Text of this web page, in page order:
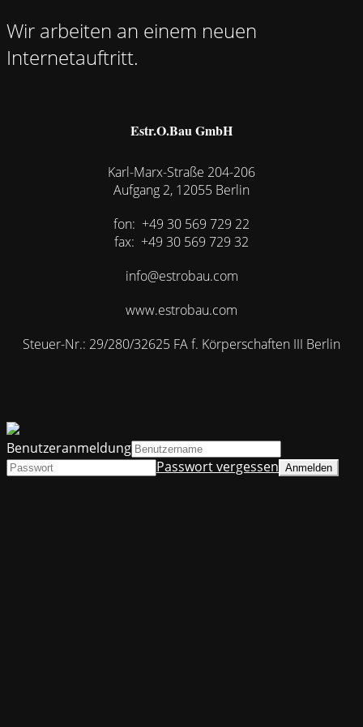
Wir arbeiten an einem neuen
Internetauftritt.
Estr.O.Bau GmbH
Karl-Marx-Straße 204-206
Aufgang 2, 12055 Berlin
fon: +49 30 569 729 22
fax: +49 30 569 729 32
info@estrobau.com
www.estrobau.com
Steuer-Nr.: 29/280/32625 FA f. Körperschaften III Berlin
Benutzeranmeldung
Passwort vergessen